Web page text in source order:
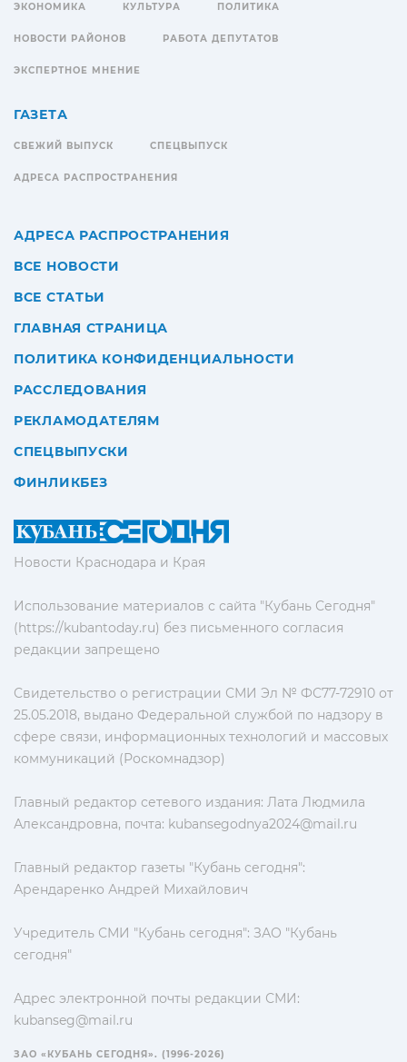
Новости Краснодара и Края
Использование материалов с сайта "Кубань Сегодня"
(https://kubantoday.ru) без письменного согласия
редакции запрещено
Свидетельство о регистрации СМИ Эл № ФС77-72910 от
25.05.2018, выдано Федеральной службой по надзору в
сфере связи, информационных технологий и массовых
коммуникаций (Роскомнадзор)
Главный редактор сетевого издания: Лата Людмила
Александровна, почта: kubansegodnya2024@mail.ru
Главный редактор газеты "Кубань сегодня":
Арендаренко Андрей Михайлович
Учредитель СМИ "Кубань сегодня": ЗАО "Кубань
сегодня"
Адрес электронной почты редакции СМИ:
kubanseg@mail.ru
ЭКОНОМИКА КУЛЬТУРА ПОЛИТИКА
НОВОСТИ РАЙОНОВ РАБОТА ДЕПУТАТОВ
ЭКСПЕРТНОЕ МНЕНИЕ
ГАЗЕТА
СВЕЖИЙ ВЫПУСК СПЕЦВЫПУСК
АДРЕСА РАСПРОСТРАНЕНИЯ
АДРЕСА РАСПРОСТРАНЕНИЯ
ВСЕ НОВОСТИ
ВСЕ СТАТЬИ
ГЛАВНАЯ СТРАНИЦА
ПОЛИТИКА КОНФИДЕНЦИАЛЬНОСТИ
РАССЛЕДОВАНИЯ
РЕКЛАМОДАТЕЛЯМ
СПЕЦВЫПУСКИ
ФИНЛИКБЕЗ
ЗАО «КУБАНЬ СЕГОДНЯ». (1996-2026)